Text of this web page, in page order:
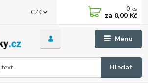
Menu
CZK
Hledat
0 ks
za 0,00 Kč